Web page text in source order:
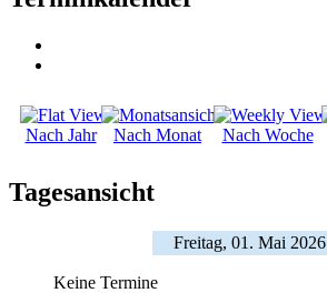
Nach Jahr Nach Monat Nach Woche
Tagesansicht
Freitag, 01. Mai 2026
Keine Termine